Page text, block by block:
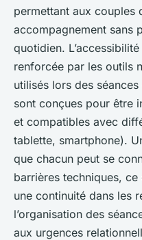
permettant aux couples
accompagnement sans
quotidien.
renforcée par les outils
utilisés lors des
sont conçues pour être
et compatibles avec
tablette, smartphone).
que chacun peut se
barrières techniques,
une continuité dans les
l’organisation des
aux urgences